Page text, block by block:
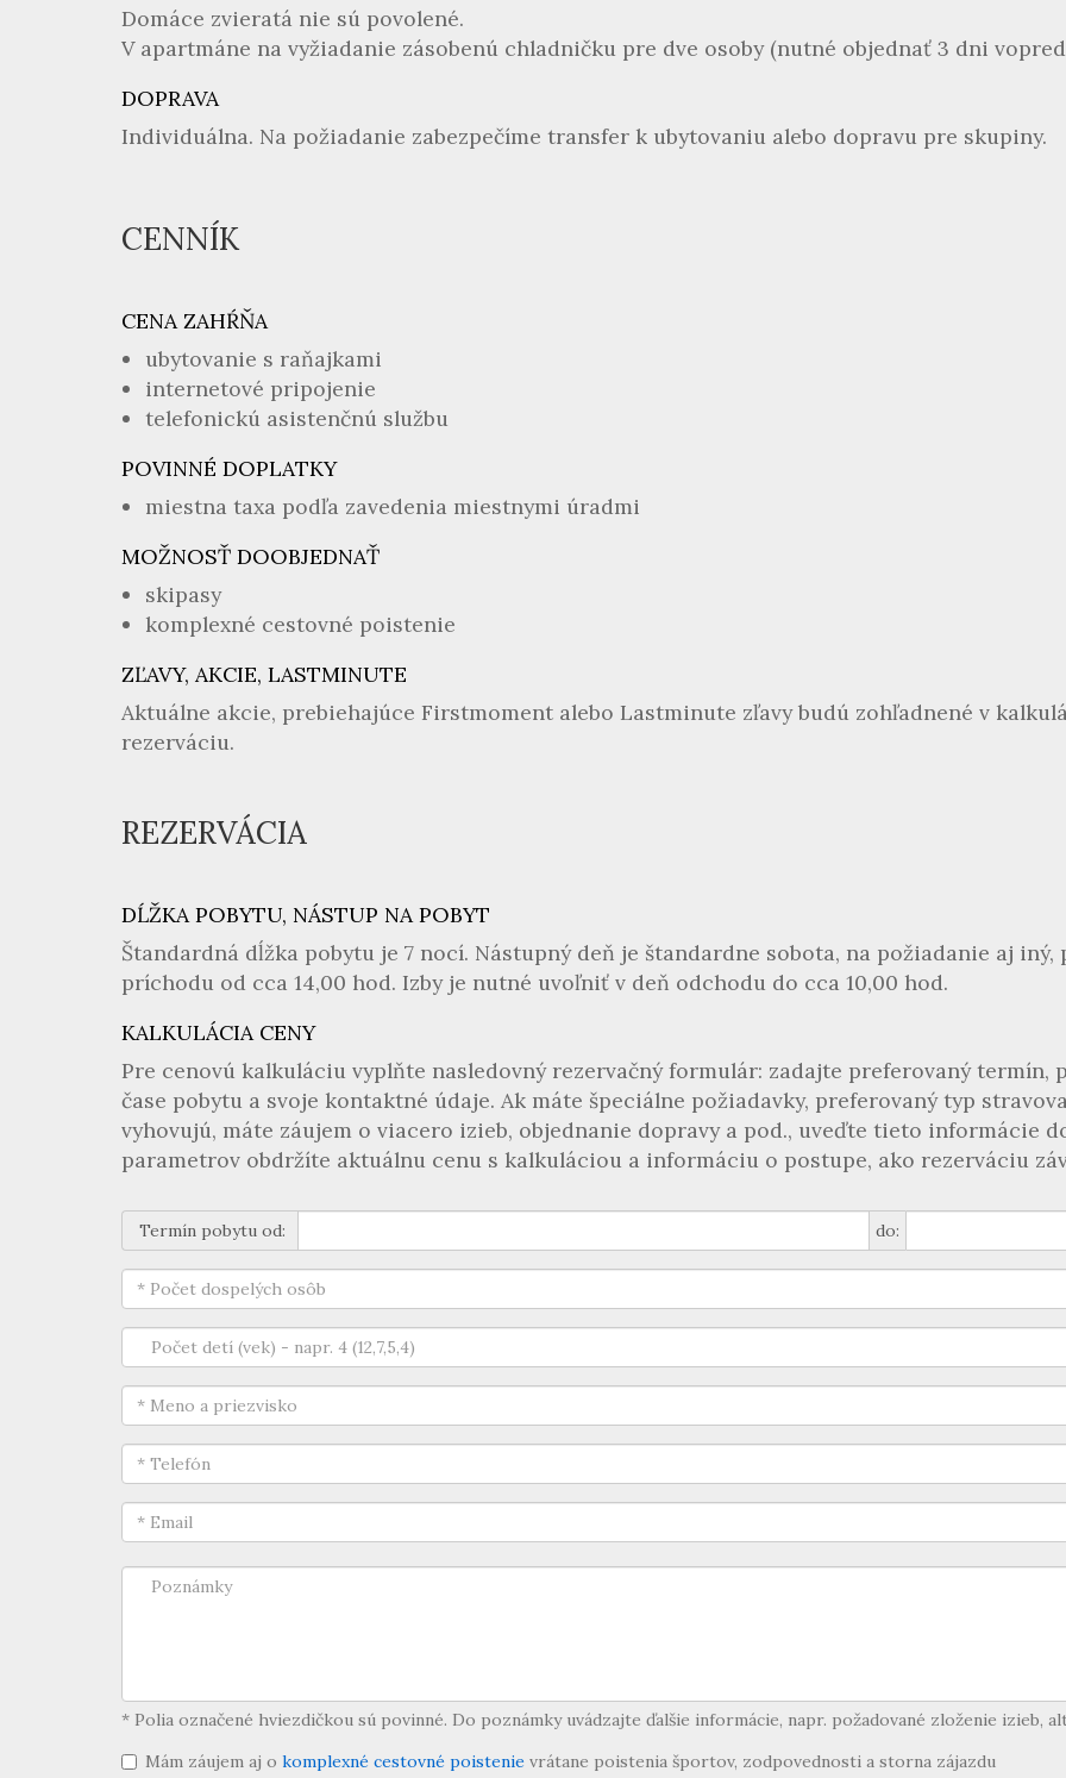
Domáce zvieratá nie sú povolené.
V apartmáne na vyžiadanie zásobenú chladničku pre dve osoby (nutné objednať 3 dni
DOPRAVA
Individuálna. Na požiadanie zabezpečíme transfer k ubytovaniu alebo dopravu pre skupiny.
CENNÍK
CENA ZAHŔŇA
ubytovanie s raňajkami
internetové pripojenie
telefonickú asistenčnú službu
POVINNÉ DOPLATKY
miestna taxa podľa zavedenia miestnymi úradmi
MOŽNOSŤ DOOBJEDNAŤ
skipasy
komplexné cestovné poistenie
ZĽAVY, AKCIE, LASTMINUTE
Aktuálne akcie, prebiehajúce Firstmoment alebo Lastminute zľavy budú zohľadnené v
rezerváciu.
REZERVÁCIA
DĹŽKA POBYTU, NÁSTUP NA POBYT
Štandardná dĺžka pobytu je 7 nocí. Nástupný deň je štandardne sobota, na požiadanie aj
príchodu od cca 14,00 hod. Izby je nutné uvoľniť v deň odchodu do cca 10,00 hod.
KALKULÁCIA CENY
Pre cenovú kalkuláciu vyplňte nasledovný rezervačný formulár: zadajte preferovaný termín,
čase pobytu a svoje kontaktné údaje. Ak máte špeciálne požiadavky, preferovaný typ
vyhovujú, máte záujem o viacero izieb, objednanie dopravy a pod., uveďte tieto informácie
parametrov obdržíte aktuálnu cenu s kalkuláciou a informáciu o postupe, ako rezerváciu
Termín pobytu od: do:
* Polia označené hviezdičkou sú povinné. Do poznámky uvádzajte ďalšie informácie, napr. požadované zloženie izieb,
Mám záujem aj o komplexné cestovné poistenie vrátane poistenia športov, zodpovednosti a storna zájazdu